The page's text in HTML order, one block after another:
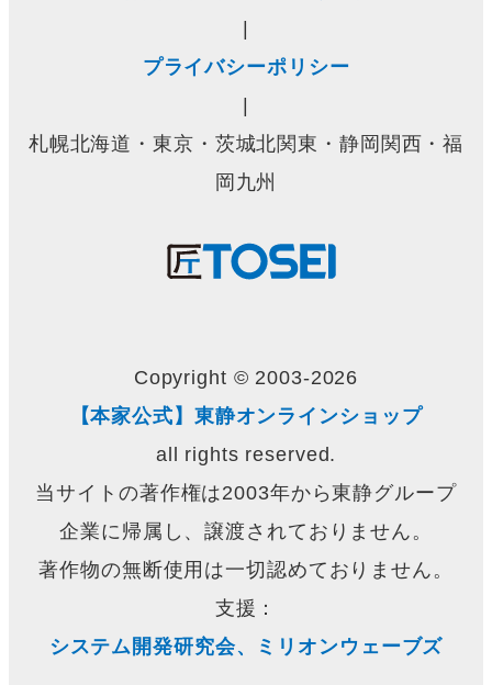
|
プライバシーポリシー
|
札幌北海道・東京・茨城北関東・静岡関西・福
岡九州
Copyright © 2003-2026
【本家公式】東静オンラインショップ
all rights reserved.
当サイトの著作権は2003年から東静グループ
企業に帰属し、譲渡されておりません。
著作物の無断使用は一切認めておりません。
支援：
システム開発研究会、ミリオンウェーブズ